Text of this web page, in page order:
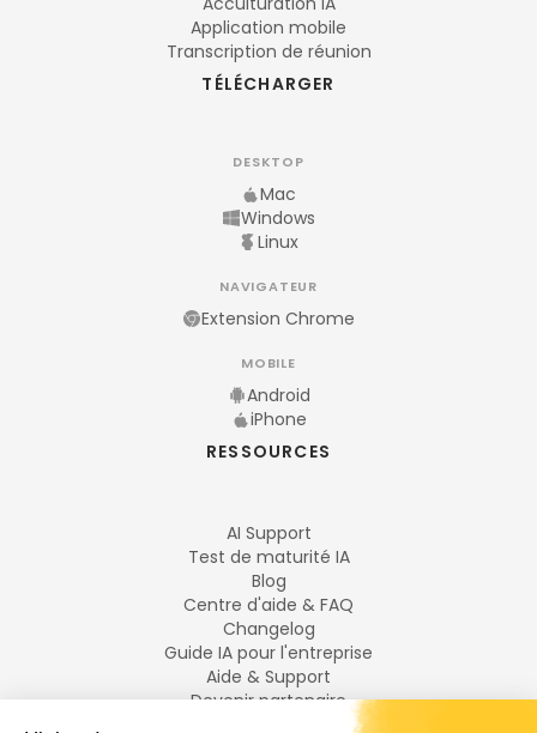
Application mobile
Transcription de réunion
TÉLÉCHARGER
DESKTOP
Mac
Windows
Linux
NAVIGATEUR
Extension Chrome
MOBILE
Android
iPhone
RESSOURCES
AI Support
Test de maturité IA
Blog
Centre d'aide & FAQ
Changelog
Guide IA pour l'entreprise
Aide & Support
Devenir partenaire